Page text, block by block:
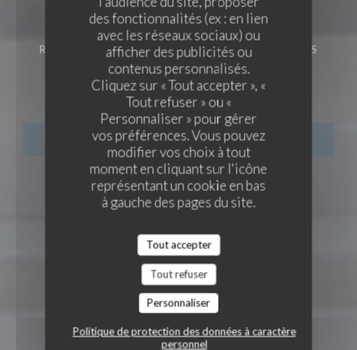
des fonctionnalités (ex : en lien
avec les réseaux sociaux) ou
afficher des publicités ou
contenus personnalisés.
Cliquez sur « Tout accepter », «
Tout refuser » ou «
Personnaliser » pour gérer
vos préférences. Vous pouvez
modifier vos choix à tout
moment en cliquant sur l'icône
représentant un cookie en bas
à gauche des pages du site.
Tout accepter
Tout refuser
Personnaliser
Politique de protection des données à caractère
personnel
RESTAURANT TRADITIONNEL FRANÇAIS PARIS
Café des Ministères
RÉSERVER